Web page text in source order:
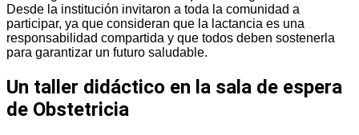
Desde la institución invitaron a toda la comunidad a
participar, ya que consideran que la lactancia es una
responsabilidad compartida y que todos deben sostenerla
para garantizar un futuro saludable.
Un taller didáctico en la sala de espera
de Obstetricia